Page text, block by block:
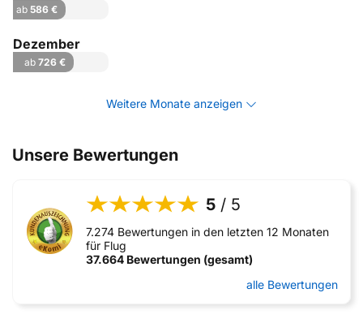
ab 586 €
Dezember
ab 726 €
Weitere Monate anzeigen
Unsere Bewertungen
5 / 5
7.274 Bewertungen in den letzten 12 Monaten
für Flug
37.664 Bewertungen (gesamt)
alle Bewertungen